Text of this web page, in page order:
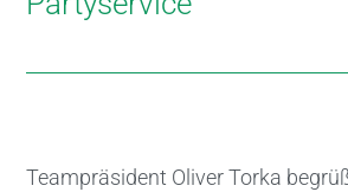
Teampräsident Oliver Torka